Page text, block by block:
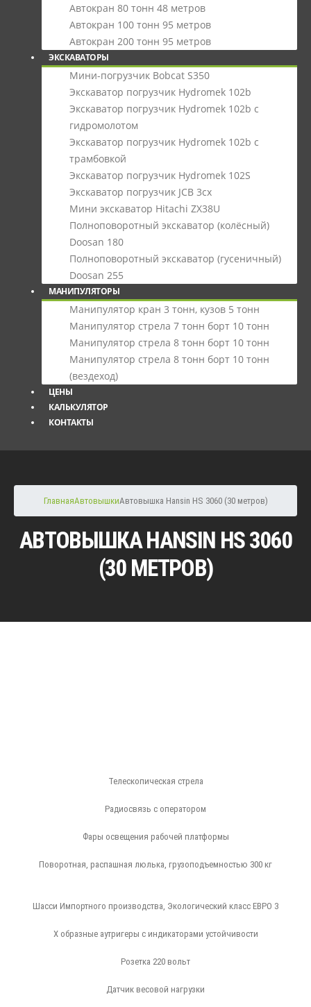
Автокран 80 тонн 48 метров
Автокран 100 тонн 95 метров
Автокран 200 тонн 95 метров
ЭКСКАВАТОРЫ
Мини-погрузчик Bobcat S350
Экскаватор погрузчик Hydromek 102b
Экскаватор погрузчик Hydromek 102b с
гидромолотом
Экскаватор погрузчик Hydromek 102b с
трамбовкой
Экскаватор погрузчик Hydromek 102S
Экскаватор погрузчик JCB 3cx
Мини экскаватор Hitachi ZX38U
Полноповоротный экскаватор (колёсный)
Doosan 180
Полноповоротный экскаватор (гусеничный)
Doosan 255
МАНИПУЛЯТОРЫ
Манипулятор кран 3 тонн, кузов 5 тонн
Манипулятор стрела 7 тонн борт 10 тонн
Манипулятор стрела 8 тонн борт 10 тонн
Манипулятор стрела 8 тонн борт 10 тонн
(вездеход)
ЦЕНЫ
КАЛЬКУЛЯТОР
КОНТАКТЫ
ГлавнаяАвтовышкиАвтовышка Hansin HS 3060 (30 метров)
АВТОВЫШКА HANSIN HS 3060
(30 МЕТРОВ)
Телескопическая стрела
Радиосвязь с оператором
Фары освещения рабочей платформы
Поворотная, распашная люлька, грузоподъемностью 300 кг
Шасси Импортного производства, Экологический класс ЕВРО 3
Х образные аутригеры с индикаторами устойчивости
Розетка 220 вольт
Датчик весовой нагрузки